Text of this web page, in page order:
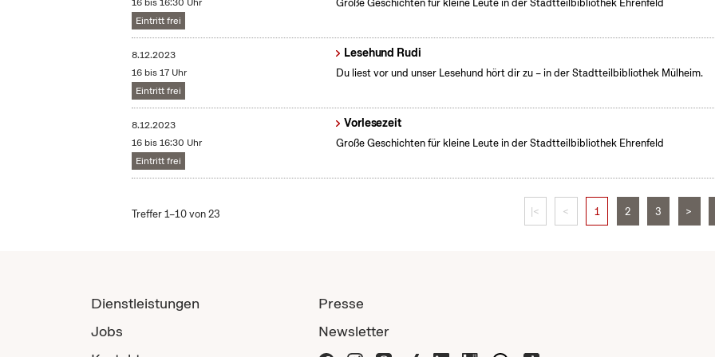
Eintritt frei
Große Geschichten für kleine Leute in der Stadtteilbibliothek Ehrenfeld
8.12.2023
16 bis 17 Uhr
Eintritt frei
Lesehund Rudi
Du liest vor und unser Lesehund hört dir zu – in der Stadtteilbibliothek Mülheim.
8.12.2023
16 bis 16:30 Uhr
Eintritt frei
Vorlesezeit
Große Geschichten für kleine Leute in der Stadtteilbibliothek Ehrenfeld
Treffer 1–10 von 23 |< < 1 2 3 >
Dienstleistungen
Jobs
Presse
Newsletter